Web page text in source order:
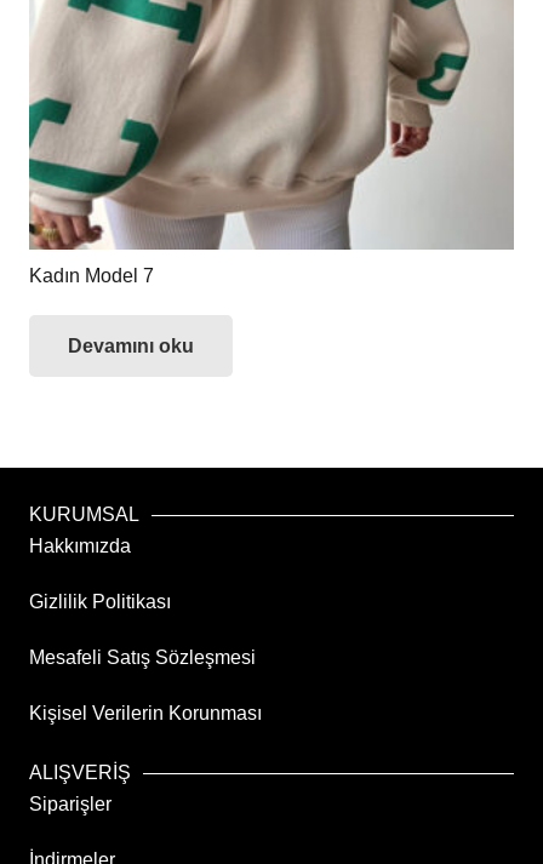
Kadın Model 7
Devamını oku
KURUMSAL
Hakkımızda
Gizlilik Politikası
Mesafeli Satış Sözleşmesi
Kişisel Verilerin Korunması
ALIŞVERİŞ
Siparişler